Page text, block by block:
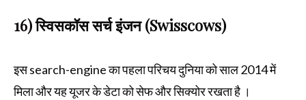
16) स्विसकॉस सर्च इंजन (Swisscows)
इस search-engine का पहला परिचय दुनिया को साल 2014 में
मिला और यह यूजर के डेटा को सेफ और सिक्योर रखता है ।